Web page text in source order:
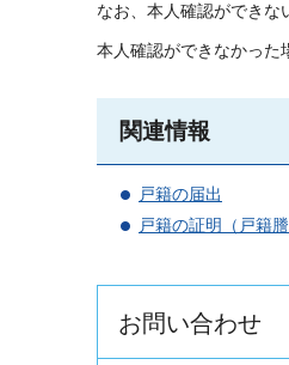
なお、本人確認ができな
本人確認ができなかった
関連情報
戸籍の届出
戸籍の証明（戸籍謄
お問い合わせ